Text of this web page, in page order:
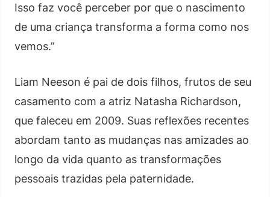
Isso faz você perceber por que o nascimento
de uma criança transforma a forma como nos
vemos.”
Liam Neeson é pai de dois filhos, frutos de seu
casamento com a atriz Natasha Richardson,
que faleceu em 2009. Suas reflexões recentes
abordam tanto as mudanças nas amizades ao
longo da vida quanto as transformações
pessoais trazidas pela paternidade.